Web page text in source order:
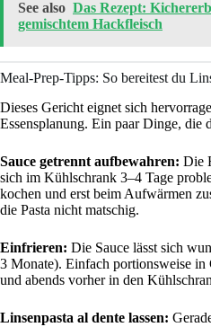
See also Das Rezept:
gemischtem Hackfleisch
Meal-Prep-Tipps: So bereitest du
Dieses Gericht eignet sich
Essensplanung. Ein paar Dinge, die
Sauce getrennt aufbewahren: Die
sich im Kühlschrank 3–4 Tage
kochen und erst beim Aufwärmen
die Pasta nicht matschig.
Einfrieren: Die Sauce lässt sich
3 Monate). Einfach portionsweise in
und abends vorher in den
Linsenpasta al dente lassen: